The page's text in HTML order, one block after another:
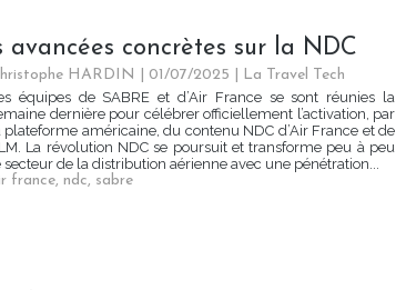
concrètes sur la NDC
HARDIN | 01/07/2025
La Travel Tech
équipes de SABRE et d’Air France se sont réunies la
dernière pour célébrer officiellement l’activation, par
plateforme américaine, du contenu NDC d’Air France et de
La révolution NDC se poursuit et transforme peu à peu
secteur de la distribution aérienne avec une pénétration...
france, ndc, sabre